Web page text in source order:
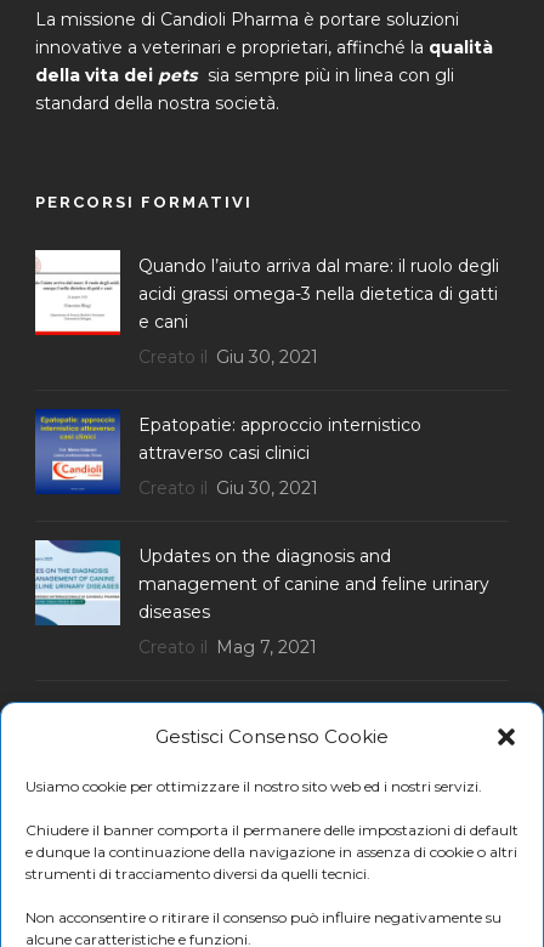
Gestisci Consenso Cookie
Usiamo cookie per ottimizzare il nostro sito web ed i nostri servizi.
Chiudere il banner comporta il permanere delle impostazioni di default
e dunque la continuazione della navigazione in assenza di cookie o altri
strumenti di tracciamento diversi da quelli tecnici.
Non acconsentire o ritirare il consenso può influire negativamente su
alcune caratteristiche e funzioni.
La missione di Candioli Pharma è portare soluzioni
innovative a veterinari e proprietari, affinché la qualità
della vita dei pets sia sempre più in linea con gli
standard della nostra società.
PERCORSI FORMATIVI
Quando l’aiuto arriva dal mare: il ruolo degli
acidi grassi omega-3 nella dietetica di gatti
e cani
Creato il Giu 30, 2021
Epatopatie: approccio internistico
attraverso casi clinici
Creato il Giu 30, 2021
Updates on the diagnosis and
management of canine and feline urinary
diseases
Creato il Mag 7, 2021
ISCRIVITI ALLA NEWSLETTER
Ricevi promozioni e le ultime news Candioli